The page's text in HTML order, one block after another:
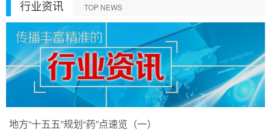
行业资讯 TOP NEWS
地方“十五五”规划“药”点速览（一）